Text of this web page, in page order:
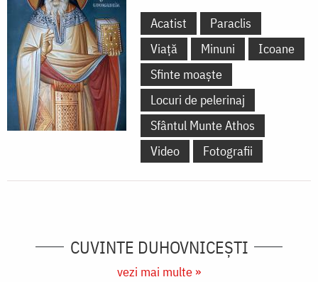
Acatist
Paraclis
Viață
Minuni
Icoane
Sfinte moaște
Locuri de pelerinaj
Sfântul Munte Athos
Video
Fotografii
CUVINTE DUHOVNICEȘTI
vezi mai multe »